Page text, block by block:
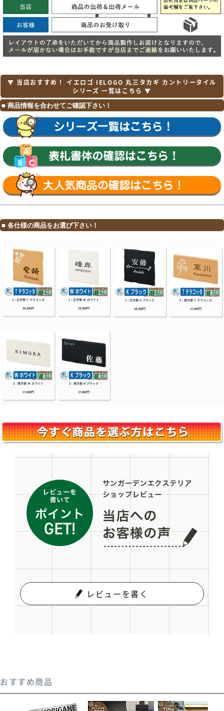
▼ 当店おすすめ！ イエロゴ IELOGO 丸三タカギ カントリータイル
シリーズ 一覧はこちら ▼
レビューを書く
おすすめ商品